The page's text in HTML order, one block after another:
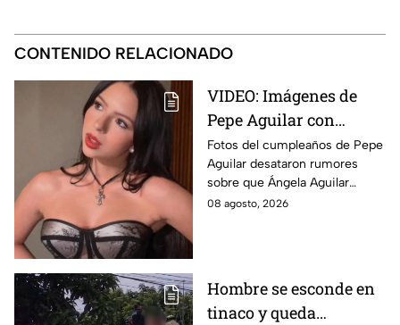
CONTENIDO RELACIONADO
VIDEO: Imágenes de
Pepe Aguilar con
Ángela desatan
rumores ¿Está
embarazada?
Fotos del cumpleaños de Pepe
Aguilar desataron rumores
sobre que Ángela Aguilar
podría estar embarazada;
08 agosto, 2026
Hombre se esconde en
tinaco y queda